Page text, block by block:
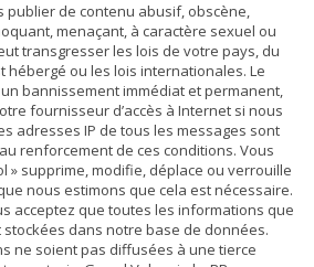
publier de contenu abusif, obscène,
menaçant, à caractère sexuel ou
transgresser les lois de votre pays, du
hébergé ou les lois internationales. Le
bannissement immédiat et permanent,
fournisseur d’accès à Internet si nous
adresses IP de tous les messages sont
renforcement de ces conditions. Vous
» supprime, modifie, déplace ou verrouille
nous estimons que cela est nécessaire.
acceptez que toutes les informations que
dans notre base de données.
ne soient pas diffusées à une tierce